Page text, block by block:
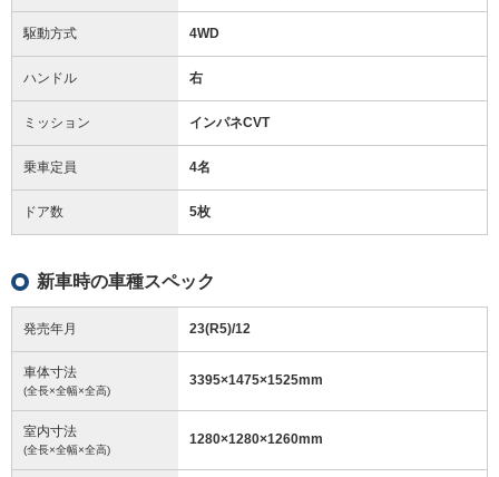
駆動方式 4WD
ハンドル 右
ミッション インパネCVT
乗車定員 4名
ドア数 5枚
新車時の車種スペック
発売年月 23(R5)/12
車体寸法
(全長×全幅×全高)
3395×1475×1525mm
室内寸法
(全長×全幅×全高)
1280×1280×1260mm